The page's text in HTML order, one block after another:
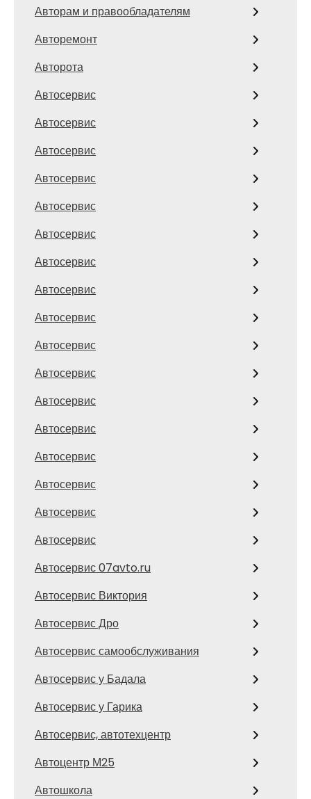
Авторам и правообладателям
Авторемонт
Авторота
Автосервис
Автосервис
Автосервис
Автосервис
Автосервис
Автосервис
Автосервис
Автосервис
Автосервис
Автосервис
Автосервис
Автосервис
Автосервис
Автосервис
Автосервис
Автосервис
Автосервис
Автосервис 07avto.ru
Автосервис Виктория
Автосервис Дро
Автосервис самообслуживания
Автосервис у Бадала
Автосервис у Гарика
Автосервис, автотехцентр
Автоцентр М25
Автошкола